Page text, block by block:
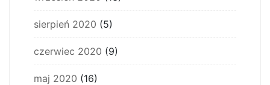
sierpień 2020 (5)
czerwiec 2020 (9)
maj 2020 (16)